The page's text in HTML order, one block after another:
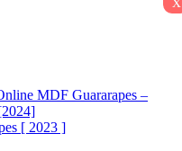
MDF Guararapes –
[ 2023 ]